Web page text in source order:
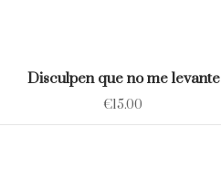
Disculpen que no me levante
€15.00